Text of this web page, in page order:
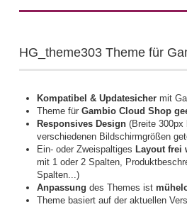
HG_theme303 Theme für
Kompatibel & Updatesichermit
Theme für Gambio Cloud Shop
Responsives Design(Breite 300px
verschiedenen Bildschirmgrößen
Ein- oder Zweispaltiges Layout frei
mit 1 oder 2 Spalten,
Spalten...)
Anpassung des Themes ist
Theme basiert auf der aktuellen